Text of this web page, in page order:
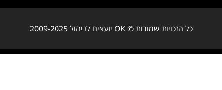
כל הזכויות שמורות © OK יועצים לניהול 2009-2025